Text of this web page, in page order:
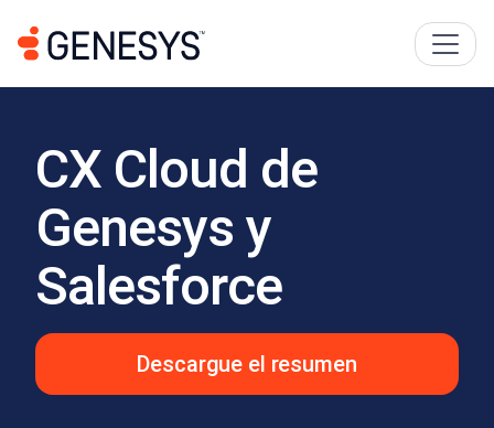
CX Cloud de
Genesys y
Salesforce
Descargue el resumen